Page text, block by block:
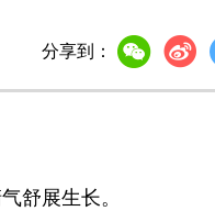
分享到：
舒展生长。